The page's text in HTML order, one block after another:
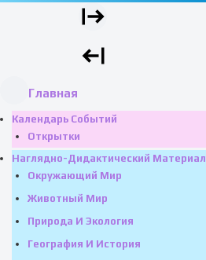
Главная
Календарь Событий
Открытки
Наглядно-Дидактический Материал
Окружающий Мир
Животный Мир
Природа И Экология
География И История